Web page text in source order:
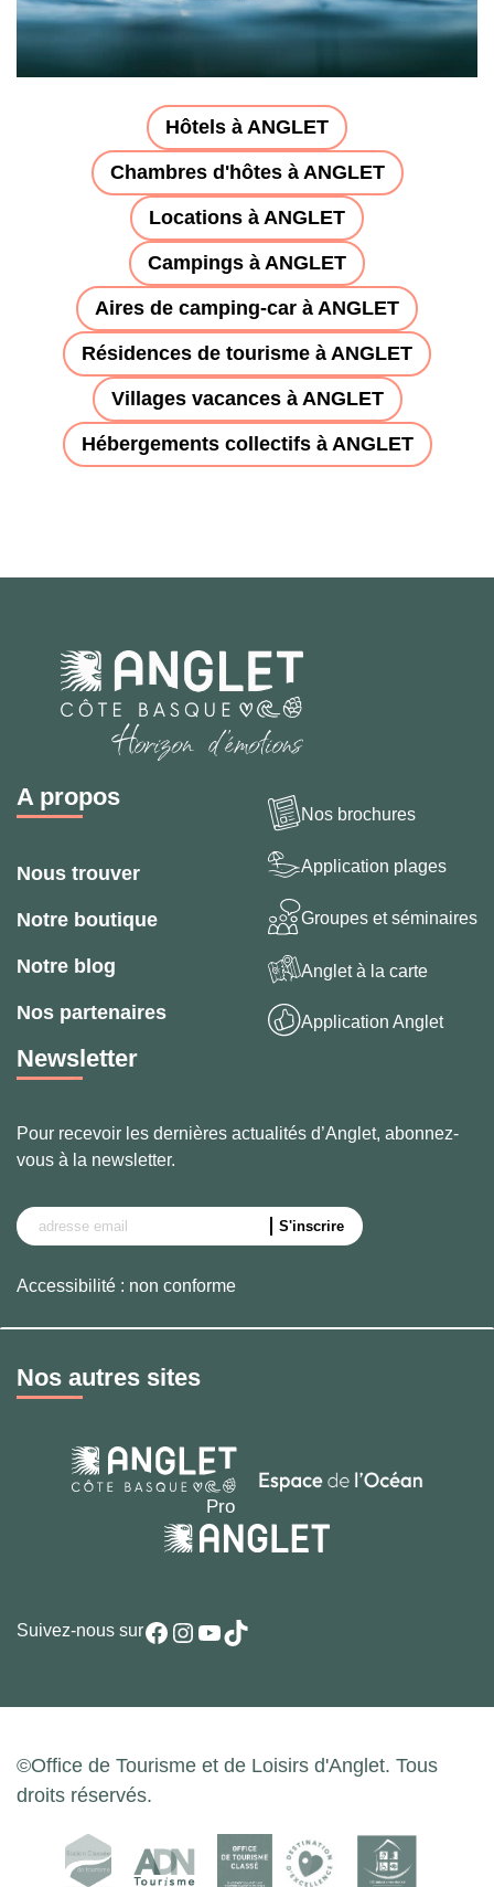
Hôtels à ANGLET
Chambres d'hôtes à ANGLET
Locations à ANGLET
Campings à ANGLET
Aires de camping-car à ANGLET
Résidences de tourisme à ANGLET
Villages vacances à ANGLET
Hébergements collectifs à ANGLET
A propos
Nous trouver
Notre boutique
Notre blog
Nos partenaires
Nos brochures
Application plages
Groupes et séminaires
Anglet à la carte
Application Anglet
Newsletter
Pour recevoir les dernières actualités d’Anglet, abonnez-
vous à la newsletter.
Accessibilité : non conforme
Nos autres sites
Suivez-nous surFacebook
Instagram
YouTube
TikTok
©Office de Tourisme et de Loisirs d'Anglet. Tous
droits réservés.